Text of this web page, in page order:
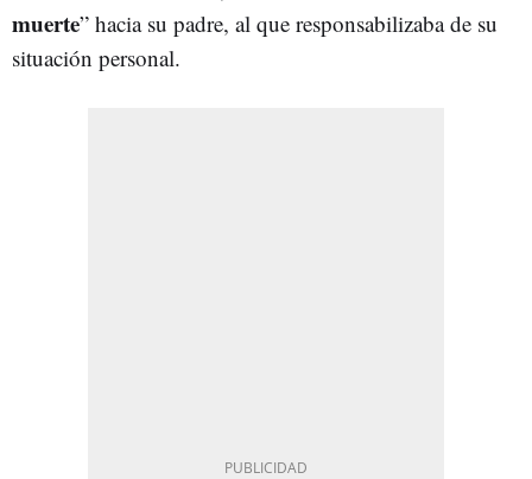
muerte” hacia su padre, al que responsabilizaba de su
situación personal.